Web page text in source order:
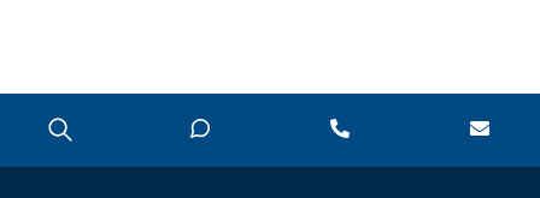
ACQUA E
INTERCETTAZIONE
CASSETTE E